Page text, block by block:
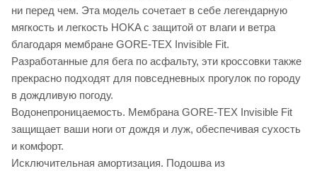
ни перед чем. Эта модель сочетает в себе легендарную
мягкость и легкость HOKA с защитой от влаги и ветра
благодаря мембране GORE-TEX Invisible Fit.
Разработанные для бега по асфальту, эти кроссовки также
прекрасно подходят для повседневных прогулок по городу
в дождливую погоду.
Водонепроницаемость. Мембрана GORE-TEX Invisible Fit
защищает ваши ноги от дождя и луж, обеспечивая сухость
и комфорт.
Исключительная амортизация. Подошва из